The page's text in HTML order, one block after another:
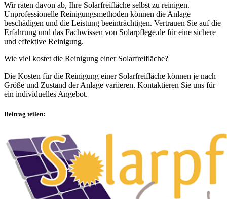
Wir raten davon ab, Ihre Solarfreifläche selbst zu reinigen.
Unprofessionelle Reinigungsmethoden können die Anlage
beschädigen und die Leistung beeinträchtigen. Vertrauen Sie auf die
Erfahrung und das Fachwissen von Solarpflege.de für eine sichere
und effektive Reinigung.
Wie viel kostet die Reinigung einer Solarfreifläche?
Die Kosten für die Reinigung einer Solarfreifläche können je nach
Größe und Zustand der Anlage variieren. Kontaktieren Sie uns für
ein individuelles Angebot.
Beitrag teilen: